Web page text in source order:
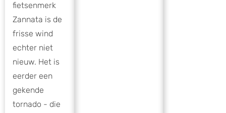
fietsenmerk
Zannata is de
frisse wind
echter niet
nieuw. Het is
eerder een
gekende
tornado - die